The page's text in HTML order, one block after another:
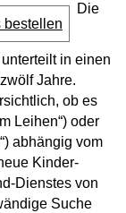
bestellen
Die
in einen
Jahre.
ob es
Leihen“) oder
abhängig vom
Kinder-
Dienstes von
Suche